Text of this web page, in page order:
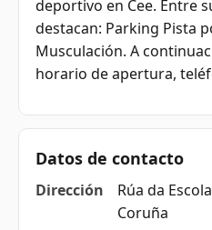
deportivo en Cee. Entre
destacan: Parking Pista
Musculación. A
horario de apertura,
Datos de contacto
Dirección
Rúa da
Coruña